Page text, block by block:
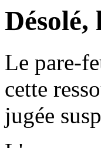
Désolé,
Le pare-
cette
jugée